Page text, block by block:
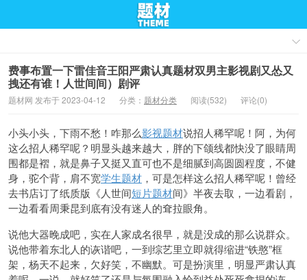
费事布置一下雷佳音王阳严肃认真题材双男主影视剧又怂又
拽还有谁！人世间间）剧评
题材网 发布于 2023-04-12 分类： 题材分类 阅读(532) 评论(0)
小头小头，下雨不愁！咋那么影视题材说招人稀罕呢！阿，为何
这么招人稀罕呢？明显头越来越大，胖的下颌线都快没了眼睛周
围都是褶，就是鼻子又挺又直可也不是细腻到高圆圆程度，不健
身，驼个背，肩不宽学生题材 ，可是怎样这么招人稀罕呢！曾经
去书店订了纸质版《人世间短片题材间》半夜去取，一边看剧，
一边看看周秉昆到底有没有迷人的耷拉眼角。
说他大器晚成吧，实在人家成名很早，就是没成的那么说群众。
说他带着东北人的诙谐吧，一到综艺里立即就得缩进“铁憨”框
架，杨天不起来，欠好笑，不幽默。可是扮演里，明显严肃认真